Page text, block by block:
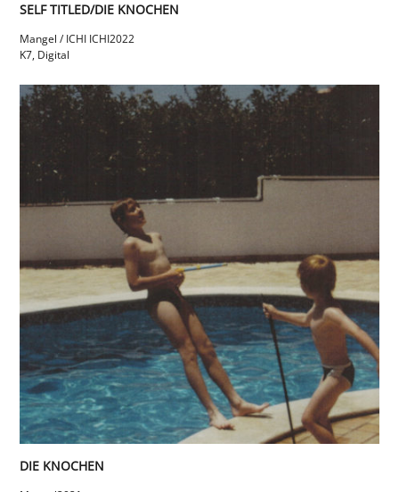
SELF TITLED​/​DIE KNOCHEN
Mangel / ICHI ICHI2022
K7, Digital
DIE KNOCHEN